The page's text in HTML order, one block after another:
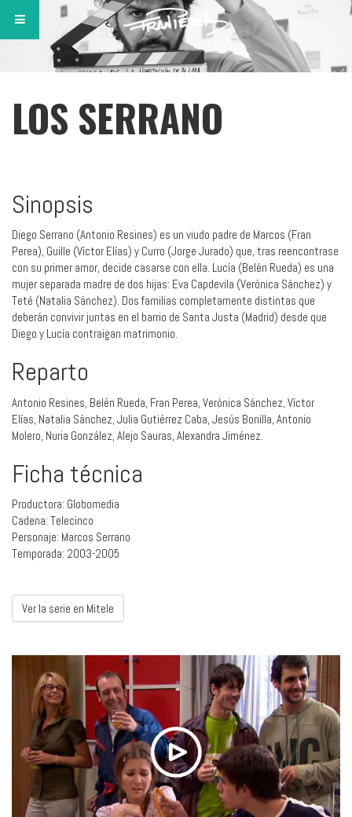
LOS SERRANO
Sinopsis
Diego Serrano (Antonio Resines) es un viudo padre de Marcos (Fran
Perea), Guille (Víctor Elías) y Curro (Jorge Jurado) que, tras reencontrase
con su primer amor, decide casarse con ella. Lucía (Belén Rueda) es una
mujer separada madre de dos hijas: Eva Capdevila (Verónica Sánchez) y
Teté (Natalia Sánchez). Dos familias completamente distintas que
deberán convivir juntas en el barrio de Santa Justa (Madrid) desde que
Diego y Lucía contraigan matrimonio.
Reparto
Antonio Resines, Belén Rueda, Fran Perea, Verónica Sánchez, Víctor
Elías, Natalia Sánchez, Julia Gutiérrez Caba, Jesús Bonilla, Antonio
Molero, Nuria González, Alejo Sauras, Alexandra Jiménez.
Ficha técnica
Productora: Globomedia
Cadena: Telecinco
Personaje: Marcos Serrano
Temporada: 2003-2005
Ver la serie en Mitele